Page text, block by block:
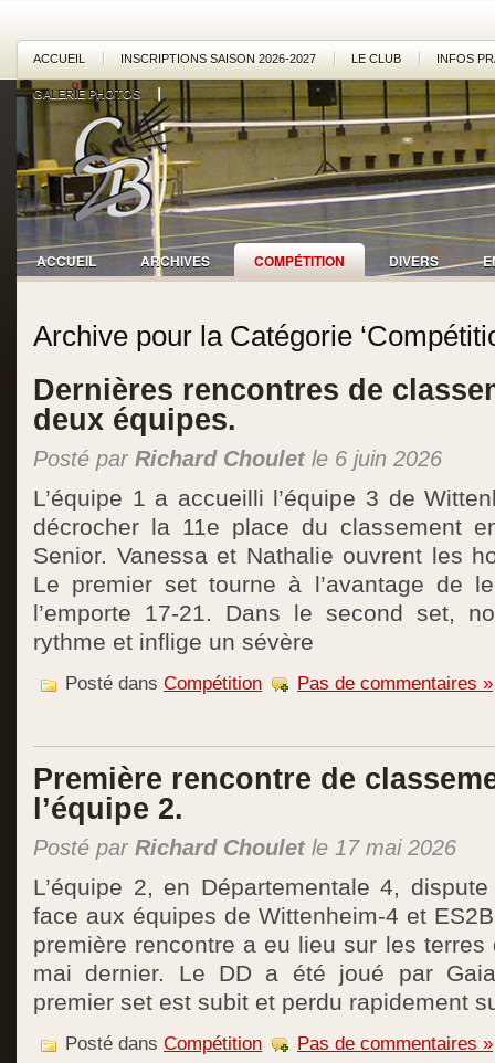
ACCUEIL INSCRIPTIONS SAISON 2026-2027 LE CLUB INFOS
GALERIE PHOTOS
ACCUEIL ARCHIVES COMPÉTITION DIVERS
Archive pour la Catégorie
Dernières rencontres de
deux équipes.
Posté par Richard Chouletle 6 juin 2026
L’équipe 1 a accueilli l’équipe 3 de
décrocher la 11e place du classement
Senior. Vanessa et Nathalie ouvrent les
Le premier set tourne à l’avantage de
l’emporte 17-21. Dans le second set,
rythme et inflige un sévère
Posté dans Compétition Pas de commentaires »
Première rencontre de
l’équipe 2.
Posté par Richard Chouletle 17 mai 2026
L’équipe 2, en Départementale 4,
face aux équipes de Wittenheim-4 et
première rencontre a eu lieu sur les
mai dernier. Le DD a été joué par
premier set est subit et perdu rapidement
Posté dans Compétition Pas de commentaires »